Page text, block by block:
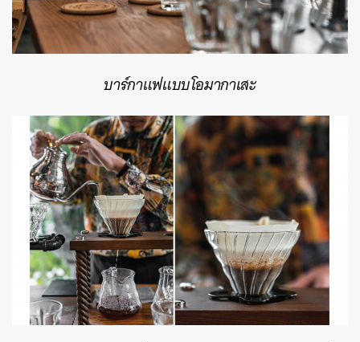
บาร์กาแฟแบบโอมากาเสะ